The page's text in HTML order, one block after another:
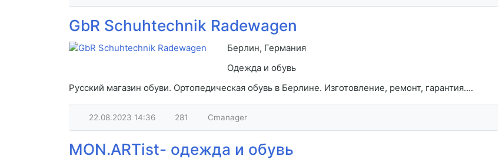
GbR Schuhtechnik Radewagen
Берлин, Германия
Одежда и обувь
Русский магазин обуви. Ортопедическая обувь в Берлине. Изготовление, ремонт, гарантия....
22.08.2023 14:36 281 Cmanager
MON.ARTist- одежда и обувь